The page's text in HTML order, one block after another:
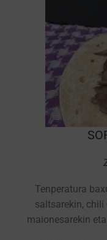
Tenperatura
saltsarekin,
maionesarekin